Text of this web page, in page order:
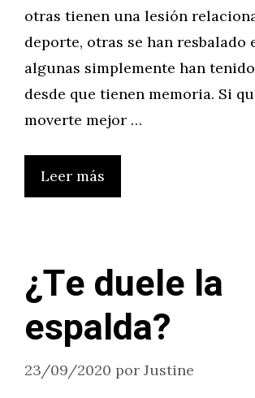
otras tienen una lesión
deporte, otras se han resbalado
algunas simplemente han
desde que tienen memoria. Si
moverte mejor …
Leer más
¿Te duele la
espalda?
23/09/2020 por Justine